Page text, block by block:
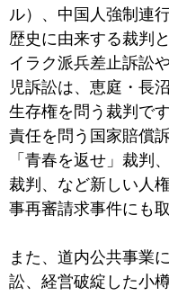
ル）、中国人強制連
歴史に由来する裁判
イラク派兵差止訴訟
児訴訟は、恵庭・長
生存権を問う裁判で
責任を問う国家賠償
「青春を返せ」裁判
裁判、など新しい人
事再審請求事件にも
また、道内公共事業
訟、経営破綻した小